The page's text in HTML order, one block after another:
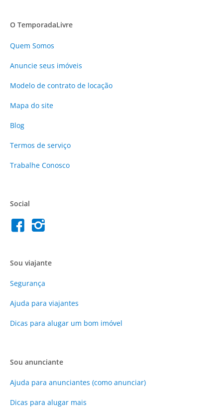
O TemporadaLivre
Quem Somos
Anuncie seus imóveis
Modelo de contrato de locação
Mapa do site
Blog
Termos de serviço
Trabalhe Conosco
Social
Sou viajante
Segurança
Ajuda para viajantes
Dicas para alugar um bom imóvel
Sou anunciante
Ajuda para anunciantes (como anunciar)
Dicas para alugar mais